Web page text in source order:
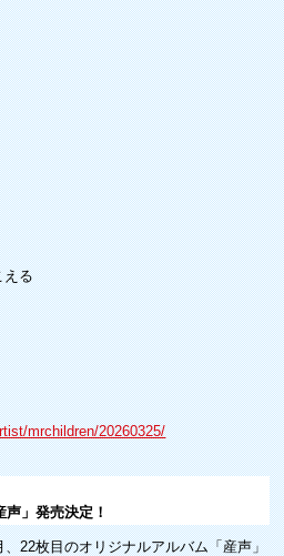
える
mrchildren/20260325/
」発売決定！
22枚目のオリジナルアルバム「産声」